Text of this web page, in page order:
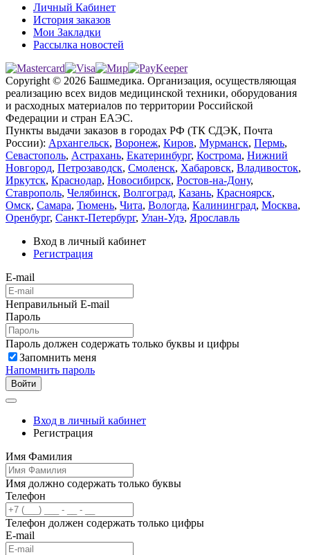
Личный Кабинет
История заказов
Мои Закладки
Рассылка новостей
Copyright © 2026 Башмедика. Организация, осуществляющая
реализацию всех видов медицинской техники, оборудования
и расходных материалов по территории Российской
Федерации и стран ЕАЭС.
Пункты выдачи заказов в городах РФ (ТК СДЭК, Почта
России): Архангельск, Воронеж, Киров, Мурманск, Пермь,
Севастополь, Астрахань, Екатеринбург, Кострома, Нижний
Новгород, Петрозаводск, Смоленск, Хабаровск, Владивосток,
Иркутск, Краснодар, Новосибирск, Ростов-на-Дону,
Ставрополь, Челябинск, Волгоград, Казань, Красноярск,
Омск, Самара, Тюмень, Чита, Вологда, Калининград, Москва,
Оренбург, Санкт-Петербург, Улан-Удэ, Ярославль
Вход в личный кабинет
Регистрация
E-mail
Неправильный E-mail
Пароль
Пароль должен содержать только буквы и цифры
Запомнить меня
Напомнить пароль
Войти
Вход в личный кабинет
Регистрация
Имя Фамилия
Имя должно содержать только буквы
Телефон
Телефон должен содержать только цифры
E-mail